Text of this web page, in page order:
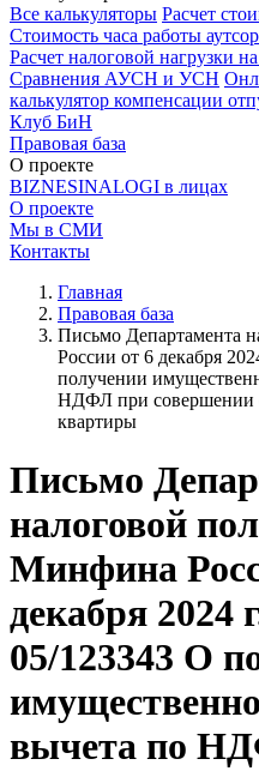
Все калькуляторы Расчет
Стоимость часа работы
Расчет налоговой нагрузки
Сравнения АУСН и УСН
калькулятор компенсации
Клуб БиН
Правовая база
О проекте
BIZNESINALOGI в лицах
О проекте
Мы в СМИ
Контакты
Главная
Правовая база
Письмо Департамента
России от 6 декабря
получении
НДФЛ при совершении
квартиры
Письмо
налоговой
Минфина
декабря 2024
05/123343 О
вычета по